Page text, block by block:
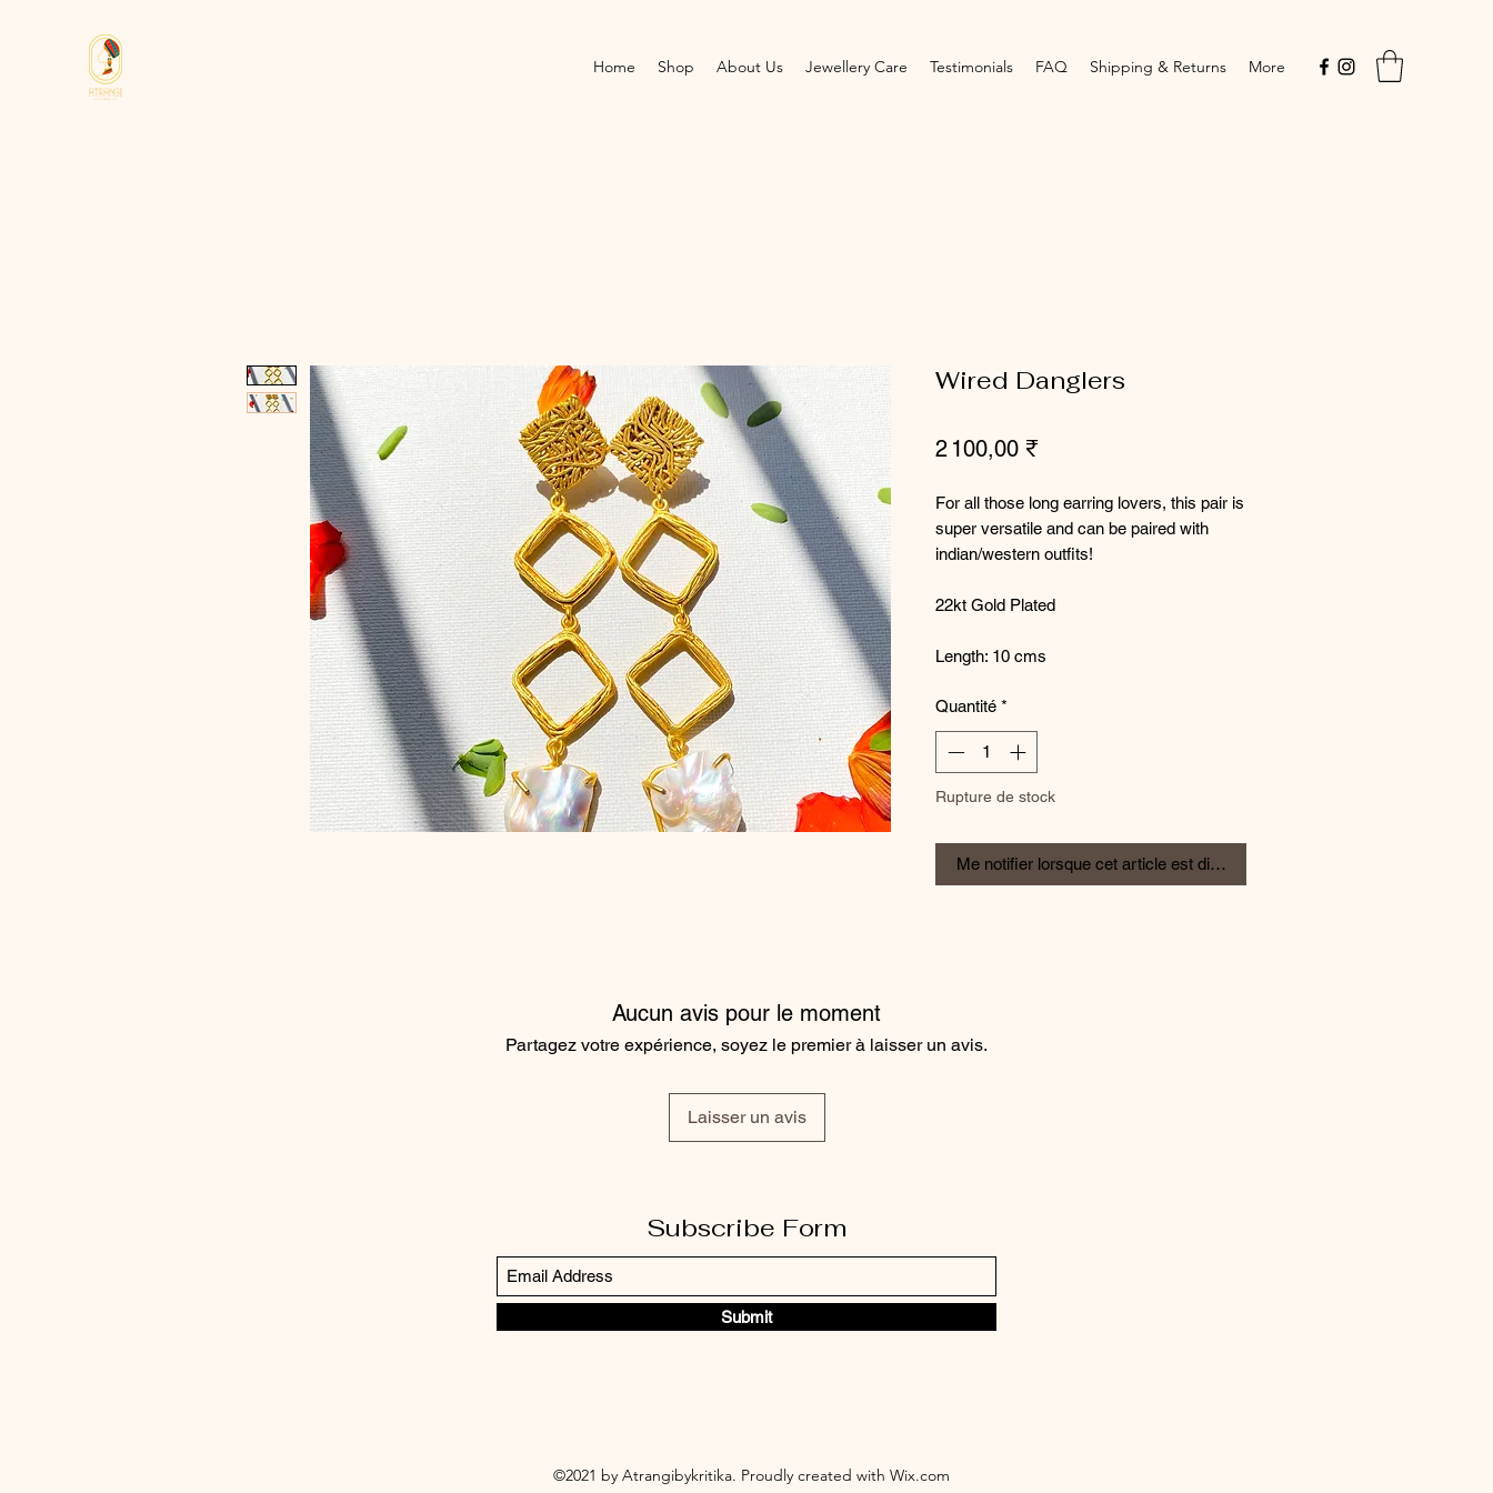
Home Shop About Us Jewellery Care Testimonials FAQ Shipping & Returns More
Wired Danglers
2 100,00 ₹Prix
For all those long earring lovers, this pair is
super versatile and can be paired with
indian/western outfits!
22kt Gold Plated
Length: 10 cms
Quantité *
Rupture de stock
Me notifier lorsque cet article est disponible
Aucun avis pour le moment
Partagez votre expérience, soyez le premier à laisser un avis.
Laisser un avis
Subscribe Form
Submit
©2021 by Atrangibykritika. Proudly created with Wix.com